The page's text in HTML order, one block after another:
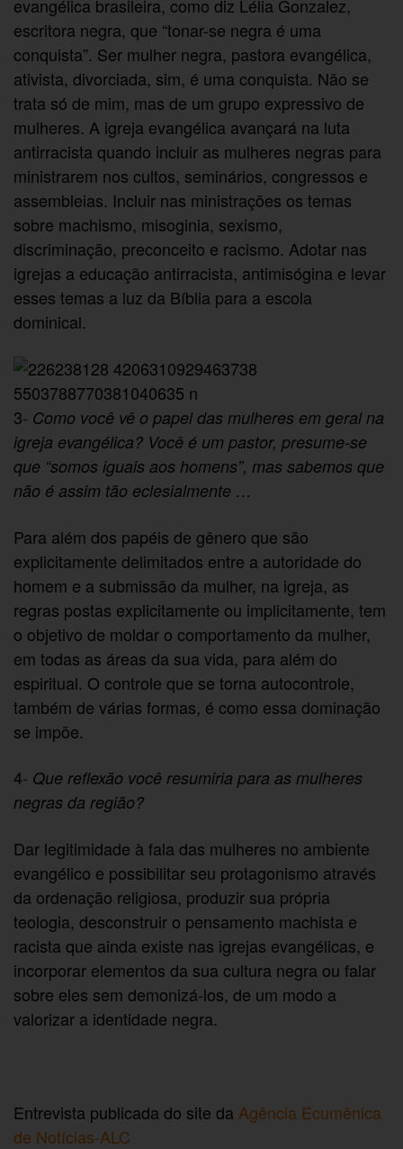
evangélica brasileira, como diz Lélia Gonzalez,
escritora negra, que “tonar-se negra é uma
conquista”. Ser mulher negra, pastora evangélica,
ativista, divorciada, sim, é uma conquista. Não se
trata só de mim, mas de um grupo expressivo de
mulheres. A igreja evangélica avançará na luta
antirracista quando incluir as mulheres negras para
ministrarem nos cultos, seminários, congressos e
assembleias. Incluir nas ministrações os temas
sobre machismo, misoginia, sexismo,
discriminação, preconceito e racismo. Adotar nas
igrejas a educação antirracista, antimisógina e levar
esses temas a luz da Bíblia para a escola
dominical.
3- Como você vê o papel das mulheres em geral na
igreja evangélica? Você é um pastor, presume-se
que “somos iguais aos homens”, mas sabemos que
não é assim tão eclesialmente …
Para além dos papéis de gênero que são
explicitamente delimitados entre a autoridade do
homem e a submissão da mulher, na igreja, as
regras postas explicitamente ou implicitamente, tem
o objetivo de moldar o comportamento da mulher,
em todas as áreas da sua vida, para além do
espiritual. O controle que se torna autocontrole,
também de várias formas, é como essa dominação
se impõe.
4- Que reflexão você resumiria para as mulheres
negras da região?
Dar legitimidade à fala das mulheres no ambiente
evangélico e possibilitar seu protagonismo através
da ordenação religiosa, produzir sua própria
teologia, desconstruir o pensamento machista e
racista que ainda existe nas igrejas evangélicas, e
incorporar elementos da sua cultura negra ou falar
sobre eles sem demonizá-los, de um modo a
valorizar a identidade negra.
Entrevista publicada do site da Agência Ecumênica
de Notícias-ALC